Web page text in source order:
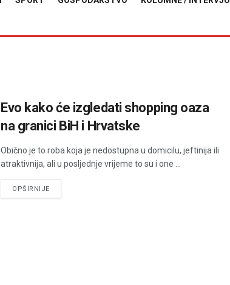
Evo kako će izgledati shopping oaza
na granici BiH i Hrvatske
Obično je to roba koja je nedostupna u domicilu, jeftinija ili
atraktivnija, ali u posljednje vrijeme to su i one ...
OPŠIRNIJEDETAILS